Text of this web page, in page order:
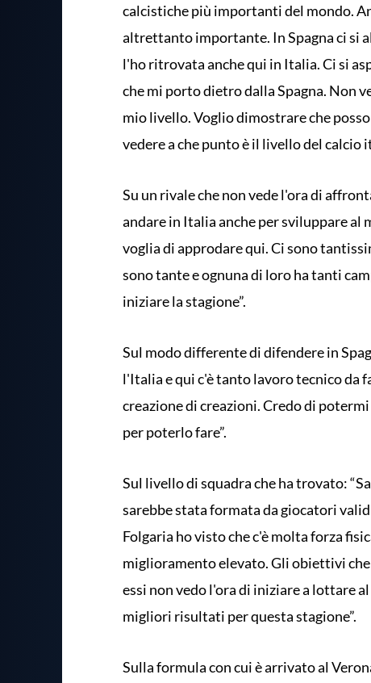
calcistiche più importanti del mondo.
altrettanto importante. In Spagna ci si
l'ho ritrovata anche qui in Italia. Ci si
che mi porto dietro dalla Spagna. Non
mio livello. Voglio dimostrare che
vedere a che punto è il livello del calcio
Su un rivale che non vede l'ora di
andare in Italia anche per sviluppare al
voglia di approdare qui. Ci sono
sono tante e ognuna di loro ha tanti
iniziare la stagione”.
Sul modo differente di difendere in
l'Italia e qui c'è tanto lavoro tecnico da
creazione di creazioni. Credo di
per poterlo fare”.
Sul livello di squadra che ha trovato:
sarebbe stata formata da giocatori
Folgaria ho visto che c'è molta forza
miglioramento elevato. Gli obiettivi
essi non vedo l'ora di iniziare a lottare
migliori risultati per questa stagione”.
Sulla formula con cui è arrivato al